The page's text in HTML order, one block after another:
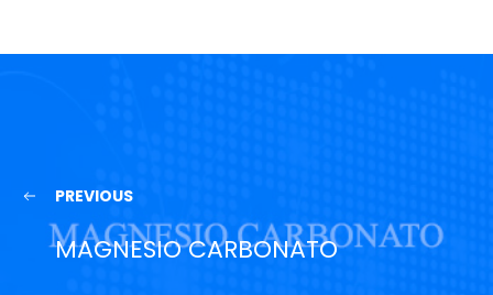
PREVIOUS
MAGNESIO CARBONATO